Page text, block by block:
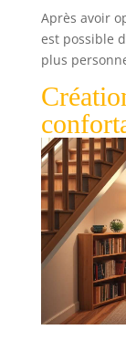
Après avoir
est possible
plus